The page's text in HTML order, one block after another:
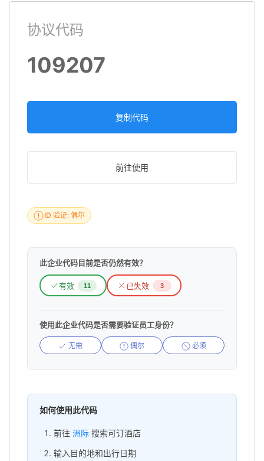
协议代码
109207
复制代码
前往使用
ID 验证: 偶尔
此企业代码目前是否仍然有效？
有效 11 已失效 3
使用此企业代码是否需要验证员工身份？
无需 偶尔 必须
如何使用此代码
前往 洲际 搜索可订酒店
输入目的地和出行日期